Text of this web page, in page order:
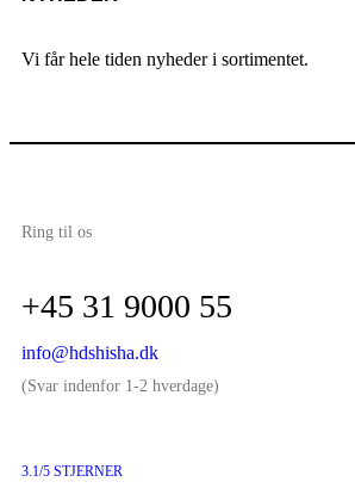
Vi får hele tiden nyheder i sortimentet.
Ring til os
+45 31 9000 55
info@hdshisha.dk
(Svar indenfor 1-2 hverdage)
3.1/5 STJERNER